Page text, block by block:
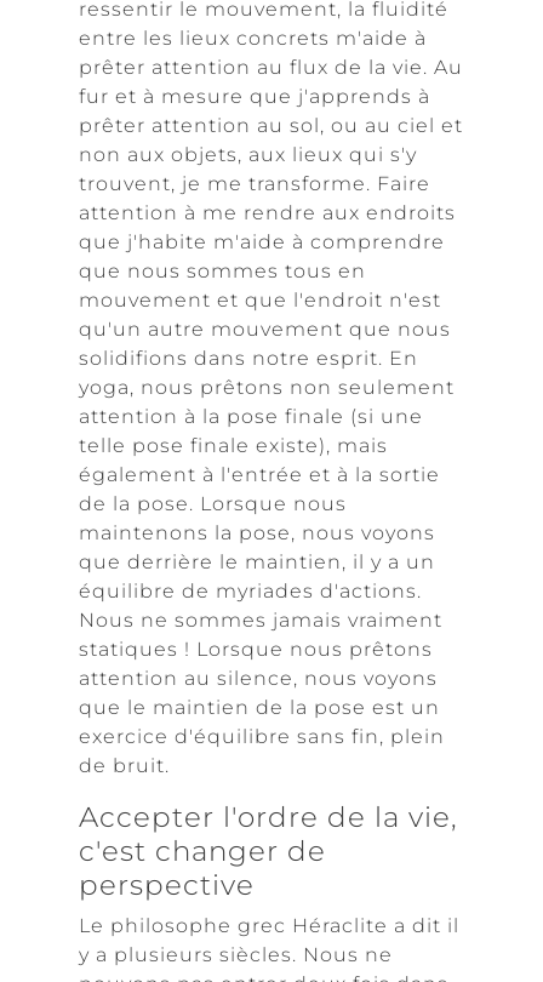
ressentir le mouvement, la fluidité
entre les lieux concrets m'aide à
prêter attention au flux de la vie. Au
fur et à mesure que j'apprends à
prêter attention au sol, ou au ciel et
non aux objets, aux lieux qui s'y
trouvent, je me transforme. Faire
attention à me rendre aux endroits
que j'habite m'aide à comprendre
que nous sommes tous en
mouvement et que l'endroit n'est
qu'un autre mouvement que nous
solidifions dans notre esprit. En
yoga, nous prêtons non seulement
attention à la pose finale (si une
telle pose finale existe), mais
également à l'entrée et à la sortie
de la pose. Lorsque nous
maintenons la pose, nous voyons
que derrière le maintien, il y a un
équilibre de myriades d'actions.
Nous ne sommes jamais vraiment
statiques ! Lorsque nous prêtons
attention au silence, nous voyons
que le maintien de la pose est un
exercice d'équilibre sans fin, plein
de bruit.
Accepter l'ordre de la vie,
c'est changer de
perspective
Le philosophe grec Héraclite a dit il
y a plusieurs siècles. Nous ne